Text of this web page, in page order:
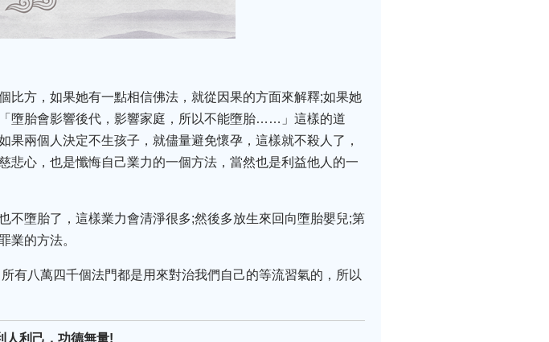
比方，如果她有一點相信佛法，就從因果的方面來解釋;如果她
墮胎會影響後代，影響家庭，所以不能墮胎……」這樣的道
兩個人決定不生孩子，就儘量避免懷孕，這樣就不殺人了，
悲心，也是懺悔自己業力的一個方法，當然也是利益他人的一
不墮胎了，這樣業力會清淨很多;然後多放生來回向墮胎嬰兒;第
業的方法。
有八萬四千個法門都是用來對治我們自己的等流習氣的，所以
人利己，功德無量!